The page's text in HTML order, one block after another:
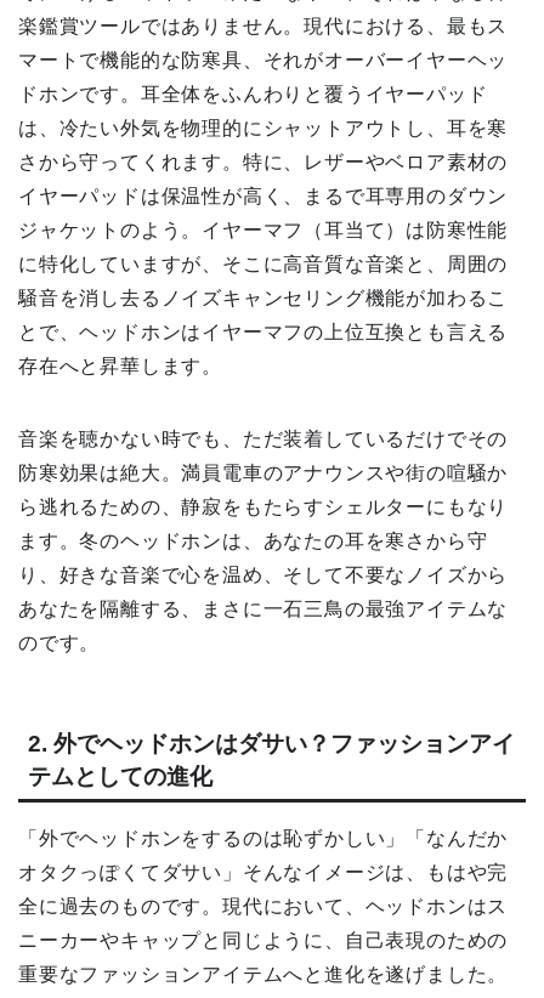
楽鑑賞ツールではありません。現代における、最もス
マートで機能的な防寒具、それがオーバーイヤーヘッ
ドホンです。耳全体をふんわりと覆うイヤーパッド
は、冷たい外気を物理的にシャットアウトし、耳を寒
さから守ってくれます。特に、レザーやベロア素材の
イヤーパッドは保温性が高く、まるで耳専用のダウン
ジャケットのよう。イヤーマフ（耳当て）は防寒性能
に特化していますが、そこに高音質な音楽と、周囲の
騒音を消し去るノイズキャンセリング機能が加わるこ
とで、ヘッドホンはイヤーマフの上位互換とも言える
存在へと昇華します。
音楽を聴かない時でも、ただ装着しているだけでその
防寒効果は絶大。満員電車のアナウンスや街の喧騒か
ら逃れるための、静寂をもたらすシェルターにもなり
ます。冬のヘッドホンは、あなたの耳を寒さから守
り、好きな音楽で心を温め、そして不要なノイズから
あなたを隔離する、まさに一石三鳥の最強アイテムな
のです。
2. 外でヘッドホンはダサい？ファッションアイ
テムとしての進化
「外でヘッドホンをするのは恥ずかしい」「なんだか
オタクっぽくてダサい」そんなイメージは、もはや完
全に過去のものです。現代において、ヘッドホンはス
ニーカーやキャップと同じように、自己表現のための
重要なファッションアイテムへと進化を遂げました。